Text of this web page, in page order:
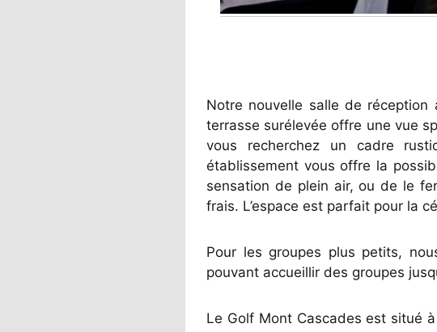
Notre nouvelle salle de
terrasse surélevée offre une vue
vous recherchez un cadre
établissement vous offre la
sensation de plein air, ou de le
frais. L’espace est parfait pour la
Pour les groupes plus petits,
pouvant accueillir des groupes
Le Golf Mont Cascades est situé